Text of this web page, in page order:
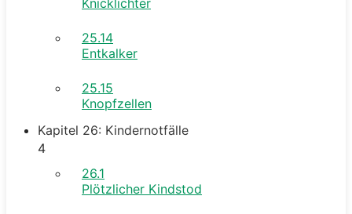
25.14
Entkalker
25.15
Knopfzellen
Kapitel 26: Kindernotfälle
4
26.1
Plötzlicher Kindstod